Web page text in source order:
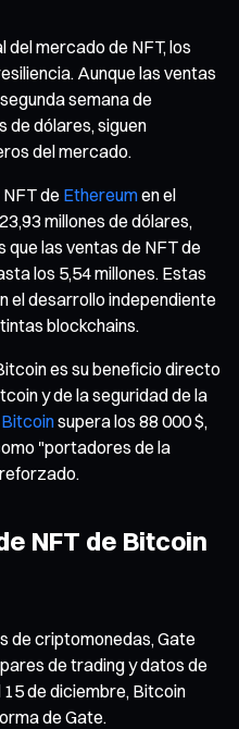
mercado de NFT, los
Aunque las ventas
semana de
de dólares, siguen
del mercado.
de Ethereumen el
millones de dólares,
que las ventas de NFT de
los 5,54 millones. Estas
el desarrollo independiente
blockchains.
es su beneficio directo
y de la seguridad de la
supera los 88 000 $,
"portadores de la
NFT de Bitcoin
de criptomonedas, Gate
de trading y datos de
de diciembre, Bitcoin
de Gate.